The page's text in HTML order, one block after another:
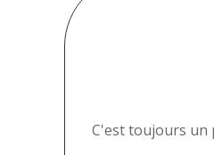
C'est toujours un